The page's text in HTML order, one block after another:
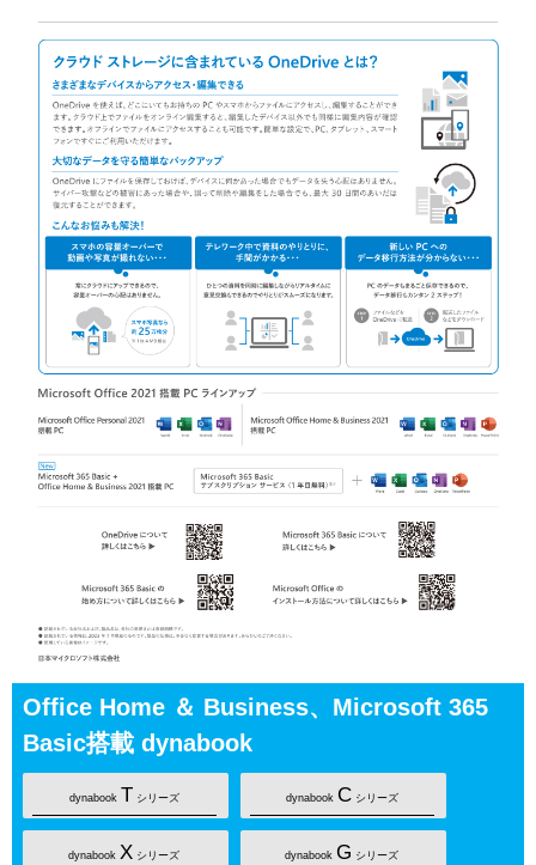
Office Home ＆ Business、Microsoft 365
Basic搭載 dynabook
dynabook T シリーズ dynabook Cシリーズ
dynabook X シリーズ dynabookG シリーズ